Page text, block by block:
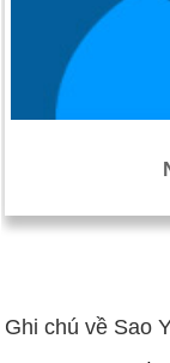
Ghi chú về Sao